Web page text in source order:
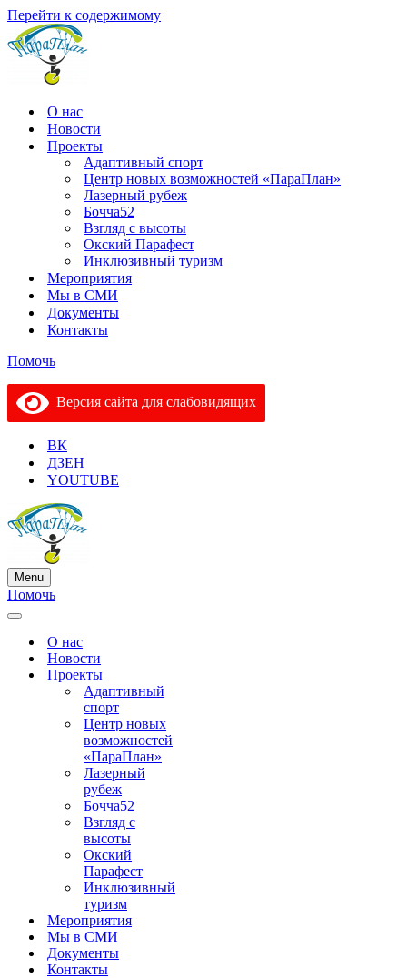
Перейти к содержимому
О нас
Новости
Проекты
Адаптивный спорт
Центр новых возможностей «ПараПлан»
Лазерный рубеж
Бочча52
Взгляд с высоты
Окский Парафест
Инклюзивный туризм
Мероприятия
Мы в СМИ
Документы
Контакты
Помочь
Версия сайта для слабовидящих
ВК
ДЗЕН
YOUTUBE
Menu
Меню
навигации
Помочь
Меню
навигацииО нас
Новости
Проекты
Адаптивный
спорт
Центр новых
возможностей
«ПараПлан»
Лазерный
рубеж
Бочча52
Взгляд с
высоты
Окский
Парафест
Инклюзивный
туризм
Мероприятия
Мы в СМИ
Документы
Контакты